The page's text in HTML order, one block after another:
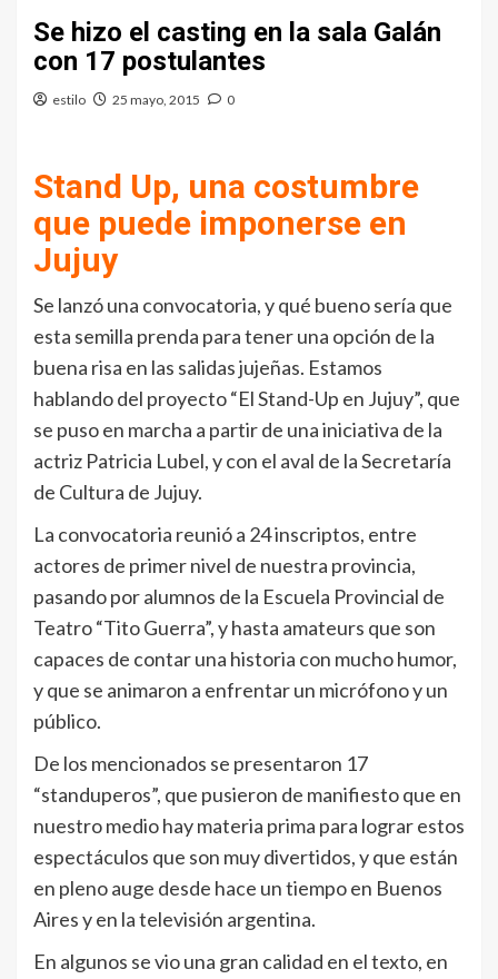
Se hizo el casting en la sala Galán
con 17 postulantes
estilo 25 mayo, 2015 0
Stand Up, una costumbre
que puede imponerse en
Jujuy
Se lanzó una convocatoria, y qué bueno sería que
esta semilla prenda para tener una opción de la
buena risa en las salidas jujeñas. Estamos
hablando del proyecto “El Stand-Up en Jujuy”, que
se puso en marcha a partir de una iniciativa de la
actriz Patricia Lubel, y con el aval de la Secretaría
de Cultura de Jujuy.
La convocatoria reunió a 24 inscriptos, entre
actores de primer nivel de nuestra provincia,
pasando por alumnos de la Escuela Provincial de
Teatro “Tito Guerra”, y hasta amateurs que son
capaces de contar una historia con mucho humor,
y que se animaron a enfrentar un micrófono y un
público.
De los mencionados se presentaron 17
“standuperos”, que pusieron de manifiesto que en
nuestro medio hay materia prima para lograr estos
espectáculos que son muy divertidos, y que están
en pleno auge desde hace un tiempo en Buenos
Aires y en la televisión argentina.
En algunos se vio una gran calidad en el texto, en